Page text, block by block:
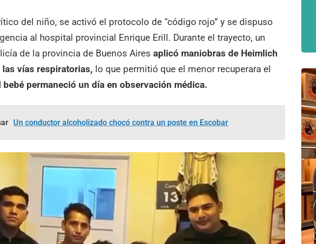
del niño, se activó el protocolo de “código rojo” y se dispuso
al hospital provincial Enrique Erill. Durante el trayecto, un
de la provincia de Buenos Airesaplicó maniobras de Heimlich
vías respiratorias, lo que permitió que el menor recuperara el
bebé permaneció un día en observación médica.
Un conductor alcoholizado chocó contra un poste en Escobar